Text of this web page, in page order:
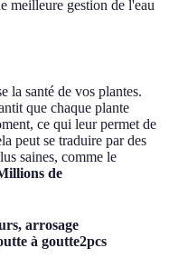
meilleure gestion de l'eau
la santé de vos plantes.
que chaque plante
ce qui leur permet de
peut se traduire par des
saines, comme le
de
arrosage
à goutte2pcs